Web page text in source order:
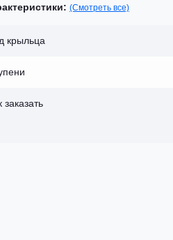
(Смотреть все)
крыльца
заказать